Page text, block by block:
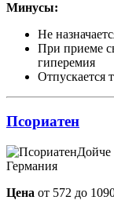
Минусы:
Не
При приеме
гиперемия
Отпускается
Псориатен
Германия
Цена от 572 до